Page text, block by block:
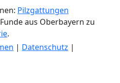
Pilzgattungen
aus Oberbayern zu
.
| Datenschutz |